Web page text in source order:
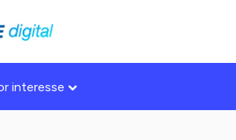
interesse